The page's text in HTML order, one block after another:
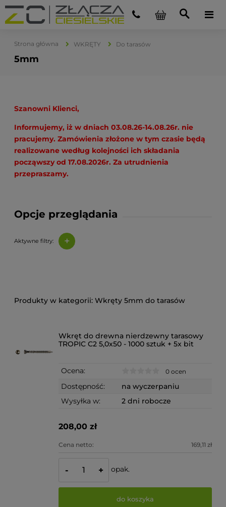
Strona główna WKRĘTY Do tarasów
5mm
Szanowni Klienci,
Informujemy, iż w dniach 03.08.26-14.08.26r. nie
pracujemy. Zamówienia złożone w tym czasie będą
realizowane według kolejności ich składania
począwszy od 17.08.2026r. Za utrudnienia
przepraszamy.
Opcje przeglądania
Aktywne filtry: +
Wkręty 5mm do tarasów
Wkręt do drewna nierdzewny tarasowy
TROPIC C2 5,0x50 - 1000 sztuk + 5x bit
Ocena: 0 ocen
Dostępność:
na wyczerpaniu
Wysyłka w:
2 dni robocze
208,00 zł
Cena netto: 169,11 zł
- + opak.
do koszyka